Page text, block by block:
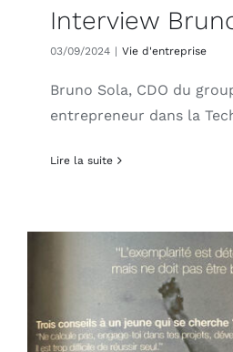
Interview
03/09/2024 | Vie d'entreprise
Bruno Sola, CDO du
entrepreneur dans la
Lire la suite